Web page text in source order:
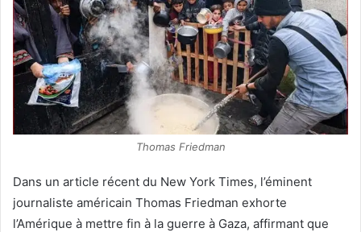
Thomas Friedman
Dans un article récent du New York Times, l’éminent
journaliste américain Thomas Friedman exhorte
l’Amérique à mettre fin à la guerre à Gaza, affirmant que